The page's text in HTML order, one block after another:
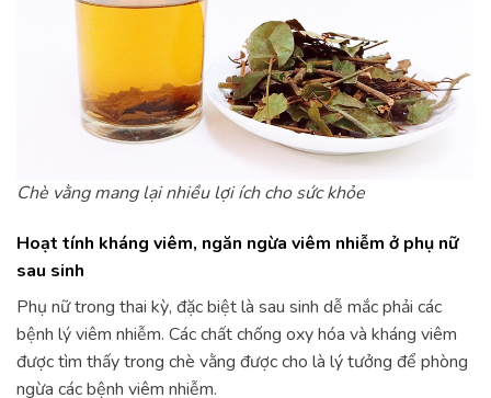
Chè vằng mang lại nhiều lợi ích cho sức khỏe
Hoạt tính kháng viêm, ngăn ngừa viêm nhiễm ở phụ nữ
sau sinh
Phụ nữ trong thai kỳ, đặc biệt là sau sinh dễ mắc phải các
bệnh lý viêm nhiễm. Các chất chống oxy hóa và kháng viêm
được tìm thấy trong chè vằng được cho là lý tưởng để phòng
ngừa các bệnh viêm nhiễm.